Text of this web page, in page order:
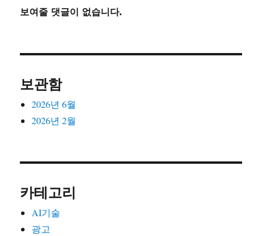
보여줄 댓글이 없습니다.
보관함
2026년 6월
2026년 2월
카테고리
AI기술
광고